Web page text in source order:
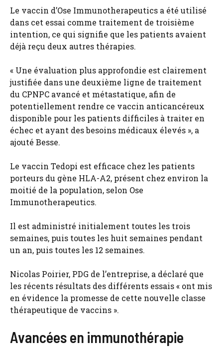
Le vaccin d’Ose Immunotherapeutics a été utilisé
dans cet essai comme traitement de troisième
intention, ce qui signifie que les patients avaient
déjà reçu deux autres thérapies.
« Une évaluation plus approfondie est clairement
justifiée dans une deuxième ligne de traitement
du CPNPC avancé et métastatique, afin de
potentiellement rendre ce vaccin anticancéreux
disponible pour les patients difficiles à traiter en
échec et ayant des besoins médicaux élevés », a
ajouté Besse.
Le vaccin Tedopi est efficace chez les patients
porteurs du gène HLA-A2, présent chez environ la
moitié de la population, selon Ose
Immunotherapeutics.
Il est administré initialement toutes les trois
semaines, puis toutes les huit semaines pendant
un an, puis toutes les 12 semaines.
Nicolas Poirier, PDG de l’entreprise, a déclaré que
les récents résultats des différents essais « ont mis
en évidence la promesse de cette nouvelle classe
thérapeutique de vaccins ».
Avancées en immunothérapie